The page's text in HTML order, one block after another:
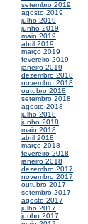
setembro 2019
agosto 2019
julho 2019
junho 2019
maio 2019
abril 2019
março 2019
fevereiro 2019
janeiro 2019
dezembro 2018
novembro 2018
outubro 2018
setembro 2018
agosto 2018
julho 2018
junho 2018
maio 2018
abril 2018
março 2018
fevereiro 2018
janeiro 2018
dezembro 2017
novembro 2017
outubro 2017
setembro 2017
agosto 2017
julho 2017
junho 2017